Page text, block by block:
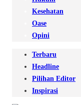
Kesehatan
Oase
Opini
Terbaru
Headline
Pilihan Editor
Inspirasi